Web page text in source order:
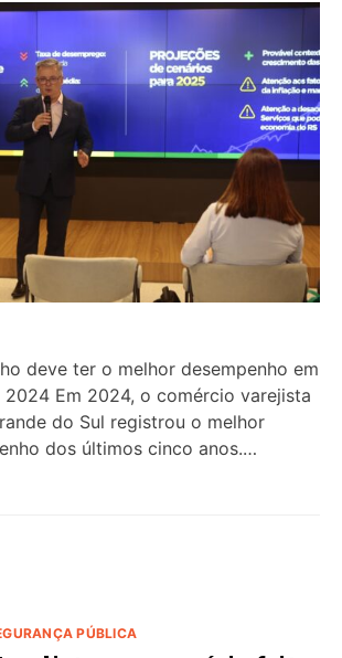
deve ter o melhor desempenho em
2024 Em 2024, o comércio varejista
do Sul registrou o melhor
dos últimos cinco anos.…
PÚBLICA